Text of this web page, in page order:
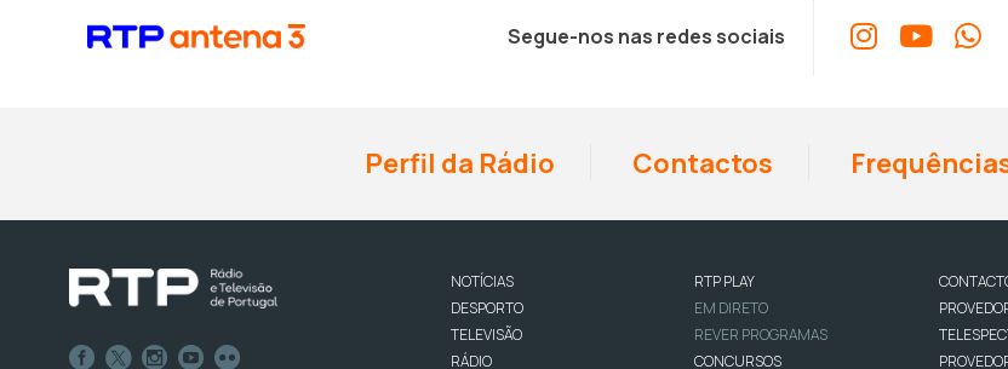
Segue-nos nas redes sociais
Perfil da Rádio Contactos
NOTÍCIAS
DESPORTO
TELEVISÃO
RÁDIO
RTP PLAY
EM DIRETO
REVER PROGRAMAS
CONCURSOS